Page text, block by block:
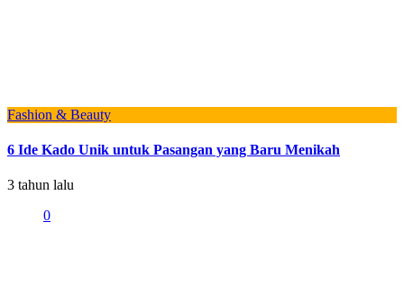
Fashion & Beauty
6 Ide Kado Unik untuk Pasangan yang Baru Menikah
3 tahun lalu
0